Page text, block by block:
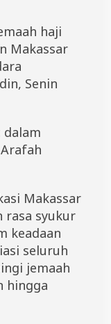
haji
Makassar
Senin
dalam
Makassar
rasa syukur
keadaan
seluruh
jemaah
hingga